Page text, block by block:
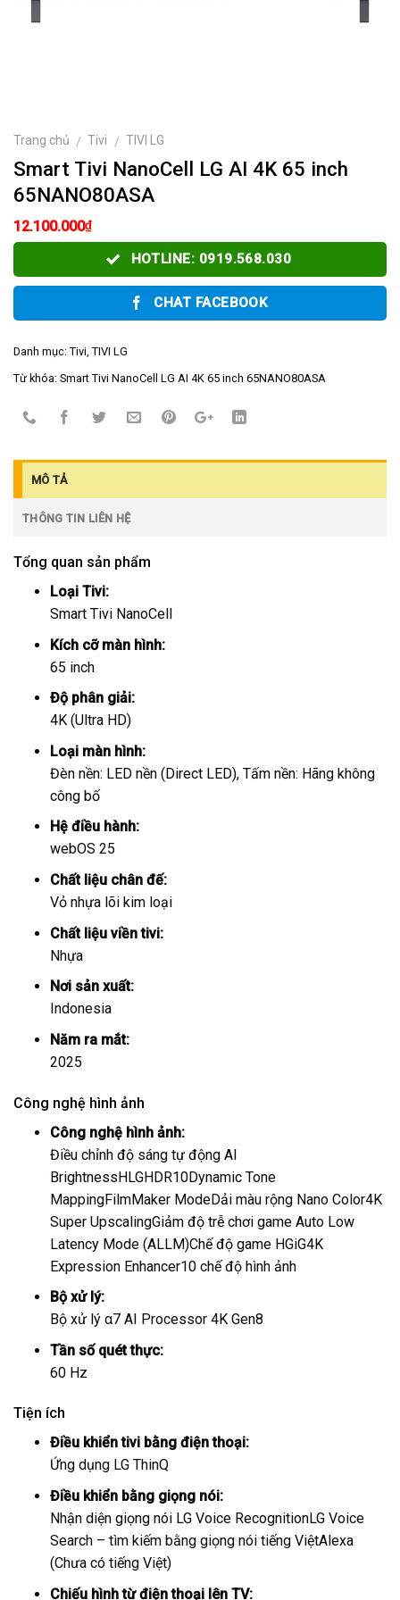
Trang chủ / Tivi / TIVI LG
Smart Tivi NanoCell LG AI 4K 65 inch
65NANO80ASA
12.100.000₫
HOTLINE: 0919.568.030
CHAT FACEBOOK
Danh mục: Tivi, TIVI LG
Từ khóa: Smart Tivi NanoCell LG AI 4K 65 inch 65NANO80ASA
MÔ TẢ
THÔNG TIN LIÊN HỆ
Tổng quan sản phẩm
Loại Tivi:
Smart Tivi NanoCell
Kích cỡ màn hình:
65 inch
Độ phân giải:
4K (Ultra HD)
Loại màn hình:
Đèn nền: LED nền (Direct LED), Tấm nền: Hãng không
công bố
Hệ điều hành:
webOS 25
Chất liệu chân đế:
Vỏ nhựa lõi kim loại
Chất liệu viền tivi:
Nhựa
Nơi sản xuất:
Indonesia
Năm ra mắt:
2025
Công nghệ hình ảnh
Công nghệ hình ảnh:
Điều chỉnh độ sáng tự động AI
BrightnessHLGHDR10Dynamic Tone
MappingFilmMaker ModeDải màu rộng Nano Color4K
Super UpscalingGiảm độ trễ chơi game Auto Low
Latency Mode (ALLM)Chế độ game HGiG4K
Expression Enhancer10 chế độ hình ảnh
Bộ xử lý:
Bộ xử lý α7 AI Processor 4K Gen8
Tần số quét thực:
60 Hz
Tiện ích
Điều khiển tivi bằng điện thoại:
Ứng dụng LG ThinQ
Điều khiển bằng giọng nói:
Nhận diện giọng nói LG Voice RecognitionLG Voice
Search – tìm kiếm bằng giọng nói tiếng ViệtAlexa
(Chưa có tiếng Việt)
Chiếu hình từ điện thoại lên TV: